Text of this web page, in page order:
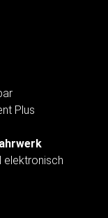
Plus
elektronisch